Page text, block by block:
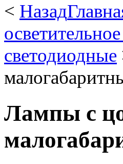
< Назад
светодиодные
Лампы с